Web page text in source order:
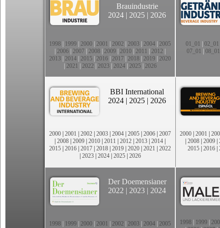
Brauindustrie
2024 | 2025 | 2026
1998 1999 2000 2001 2002 2003 2004 2005
2006 2007 2008 2009 2010 2011 2012
2013 2014 2015 2016 2017 2018 2019 2020
2021 2022 2023| 2024| 2025| 2026
01_01 02_01
07_01
08_01
BBI International
2024 | 2025 | 2026
2000 | 2001 | 2002 | 2003 | 2004 | 2005 | 2006 | 2007
| 2008 | 2009 | 2010 | 2011 | 2012 | 2013 | 2014 |
2015 | 2016 | 2017 | 2018 | 2019 | 2020 | 2021 | 2022
| 2023| 2024| 2025| 2026
2000 | 2001 |
| 2008 | 2009 |
2015 | 2016 |
Der Doemensianer
2022 | 2023 | 2024
1998 1999 2000 2001 2002 2003 2004 2005
1998 1999